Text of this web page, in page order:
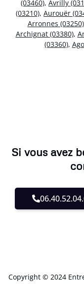
(03460), Avrilly
(03210), Aurouër
Arronnes (03250)
Archignat (03380),
(03360),
Si vous avez
Copyright © 2024